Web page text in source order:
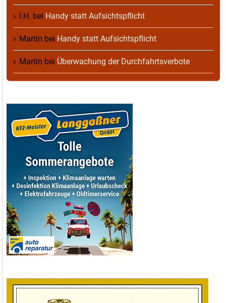
I.H. bei Handy statt Aufsichtspflicht
Martin bei Handy statt Aufsichtspflicht
Martin bei Überwachung der Durchfahrtsverbote